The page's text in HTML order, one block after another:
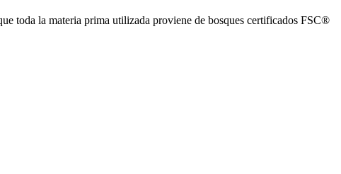
toda la materia prima utilizada proviene de bosques certificados FSC®